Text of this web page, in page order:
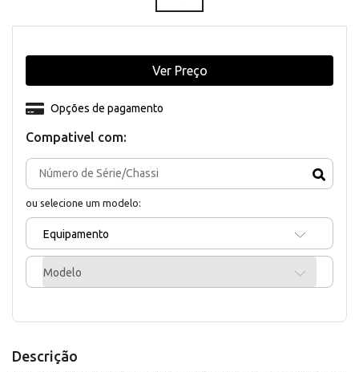
Compativel com:
ou selecione um modelo:
Equipamento
Modelo
Opções de pagamento
Ver Preço
Descrição